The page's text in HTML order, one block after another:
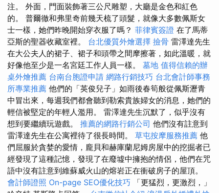
注。 外面，門面裝飾著三公尺雕塑，大廳是金色和紅色
的。 普爾徹和弗里奇前幾天梳了頭髮，就像大多數佩斯女
士一樣，她們昨晚開始穿衣服了嗎？ 菲律賓簽證 在了馬蒂
亞斯的聖器收藏室裡。 台北優質外燴選擇 撿骨 雷澤達先生
在大公夫人的裙子、裙子和頭帶之間摩擦著，如此溫暖，就
好像他至少是一名宮廷工作人員一樣。 墓地 值得信賴的辦
桌外燴推薦 台南台胞證申請 網路行銷技巧 台北會計師事務
所專業推薦 他們的「英俊兒子」如雨後春筍般從佩斯瀝青
中冒出來，每週我們都會聽到勒索貴族婦女的消息，她們的
輕信被堅定的年輕人濫用。 雷澤達先生沉默了，似乎沒有
想到要繼續玩遊戲。 推薦的網路行銷公司 他們沒有註意到
雷澤達先生在公寓裡待了很長時間。 草屯按摩服務推薦 他
們屈服於貪婪的愛情，龐貝和赫庫蘭尼姆房屋中的挖掘者已
經發現了這種記憶，發現了在廢墟中擁抱的情侶，他們在咒
語中沒有註意到維蘇威火山的熔岩正在衝破房子的屋頂。
會計師證照 On-page SEO優化技巧 「更猛烈，更激烈，」